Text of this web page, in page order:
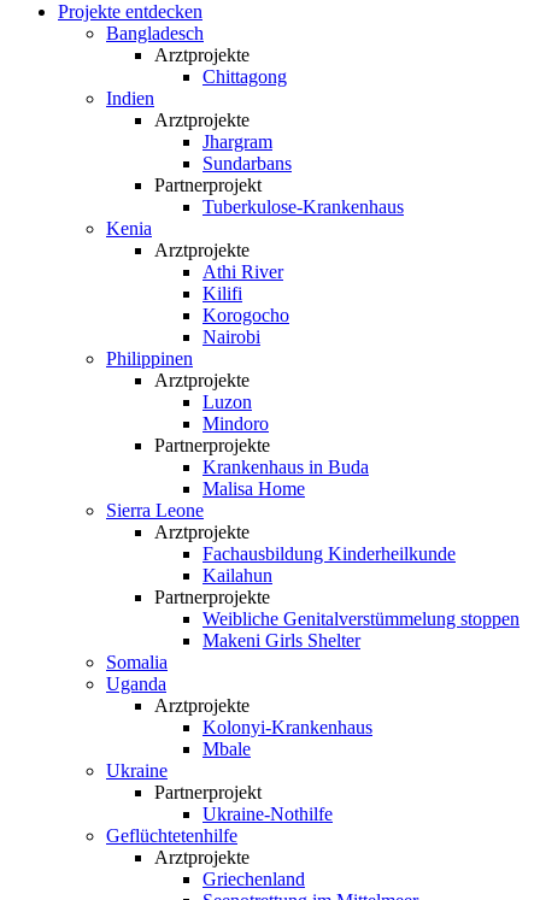
Projekte entdecken
Bangladesch
Arztprojekte
Chittagong
Indien
Arztprojekte
Jhargram
Sundarbans
Partnerprojekt
Tuberkulose-Krankenhaus
Kenia
Arztprojekte
Athi River
Kilifi
Korogocho
Nairobi
Philippinen
Arztprojekte
Luzon
Mindoro
Partnerprojekte
Krankenhaus in Buda
Malisa Home
Sierra Leone
Arztprojekte
Fachausbildung Kinderheilkunde
Kailahun
Partnerprojekte
Weibliche Genital­verstümmelung stoppen
Makeni Girls Shelter
Somalia
Uganda
Arztprojekte
Kolonyi-Krankenhaus
Mbale
Ukraine
Partnerprojekt
Ukraine-Nothilfe
Geflüchtetenhilfe
Arztprojekte
Griechenland